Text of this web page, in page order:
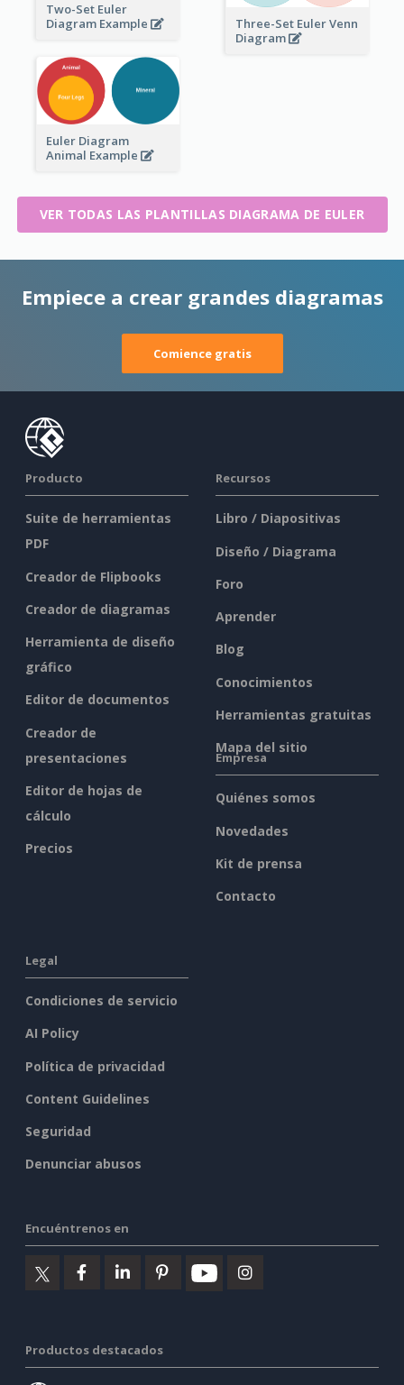
Two-Set Euler
Diagram Example
Three-Set Euler Venn
Diagram
Euler Diagram
Animal Example
VER TODAS LAS PLANTILLAS DIAGRAMA DE EULER
Empiece a crear grandes diagramas
Comience gratis
Producto
Suite de herramientas
PDF
Creador de Flipbooks
Creador de diagramas
Herramienta de diseño
gráfico
Editor de documentos
Creador de
presentaciones
Editor de hojas de
cálculo
Precios
Recursos
Libro / Diapositivas
Diseño / Diagrama
Foro
Aprender
Blog
Conocimientos
Herramientas gratuitas
Mapa del sitio
Empresa
Quiénes somos
Novedades
Kit de prensa
Contacto
Legal
Condiciones de servicio
AI Policy
Política de privacidad
Content Guidelines
Seguridad
Denunciar abusos
Encuéntrenos en
Productos destacados